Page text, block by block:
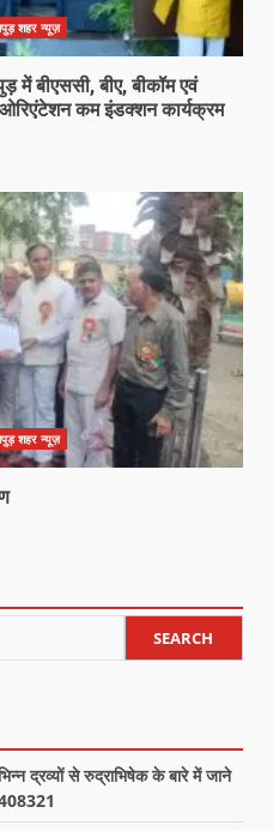
शहर न्यूज़
बीएससी, बीए, बीकॉम एवं
ओरिएंटेशन कम इंडक्शन कार्यक्रम
शहर न्यूज़
SEARCH
द्रव्यों से रुद्राभिषेक के बारे में जाने